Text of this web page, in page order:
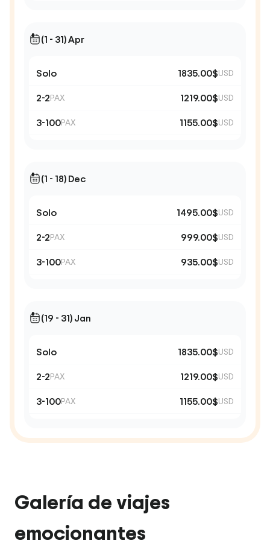
(1 - 31) Apr
Solo 1835.00$USD
2-2PAX 1219.00$USD
3-100PAX 1155.00$USD
(1 - 18) Dec
Solo 1495.00$USD
2-2PAX 999.00$USD
3-100PAX 935.00$USD
(19 - 31) Jan
Solo 1835.00$USD
2-2PAX 1219.00$USD
3-100PAX 1155.00$USD
Galería de viajes
emocionantes